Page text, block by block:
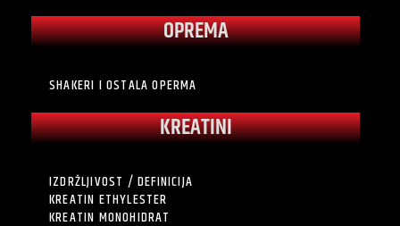
OPREMA
SHAKERI I OSTALA OPERMA
KREATINI
IZDRŽLJIVOST / DEFINICIJA
KREATIN ETHYLESTER
KREATIN MONOHIDRAT